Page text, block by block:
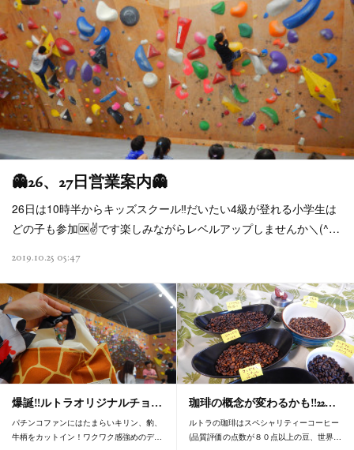
👻26、27日営業案内👻
26日は10時半からキッズスクール‼️だいたい4級が登れる小学生は
どの子も参加🆗✌️です楽しみながらレベルアップしませんか＼(^…
2019.10.25 05:47
爆誕‼️ルトラオリジナルチョ…
パチンコファンにはたまらいキリン、豹、
牛柄をカットイン！ワクワク感強めのデ…
珈琲の概念が変わるかも‼️22…
ルトラの珈琲はスペシャリティーコーヒー
(品質評価の点数が８０点以上の豆、世界…